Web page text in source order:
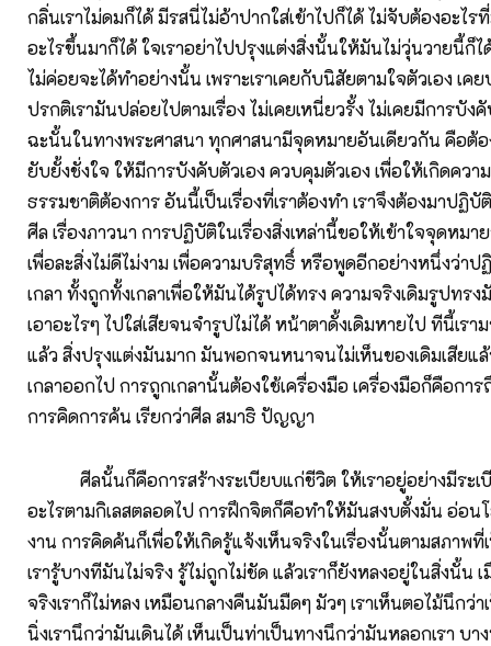
กลิ่นเราไม่ดมก็ได้ มีรสนี่ไม่อ้าปากใส่เข้าไปก็ได้ ไม่จับต้องอะไร
อะไรขึ้นมาก็ได้ ใจเราอย่าไปปรุงแต่งสิ่งนั้นให้มันไม่วุ่นวายนี้ก็ไ
ไม่ค่อยจะได้ทำอย่างนั้น เพราะเราเคยกับนิสัยตามใจตัวเอง เค
ปรกติเรามันปล่อยไปตามเรื่อง ไม่เคยเหนี่ยวรั้ง ไม่เคยมีการบังคั
ฉะนั้นในทางพระศาสนา ทุกศาสนามีจุดหมายอันเดียวกัน คือต้อ
ยับยั้งชั่งใจ ให้มีการบังคับตัวเอง ควบคุมตัวเอง เพื่อให้เกิดควา
ธรรมชาติต้องการ อันนี้เป็นเรื่องที่เราต้องทำ เราจึงต้องมาปฏิบั
ศีล เรื่องภาวนา การปฏิบัติในเรื่องสิ่งเหล่านี้ขอให้เข้าใจจุดหมา
เพื่อละสิ่งไม่ดีไม่งาม เพื่อความบริสุทธิ์ หรือพูดอีกอย่างหนึ่งว่าป
เกลา ทั้งถูกทั้งเกลาเพื่อให้มันได้รูปได้ทรง ความจริงเดิมรูปทรง
เอาอะไรๆ ไปใส่เสียจนจำรูปไม่ได้ หน้าตาดั้งเดิมหายไป ทีนี้เรา
แล้ว สิ่งปรุงแต่งมันมาก มันพอกจนหนาจนไม่เห็นของเดิมเสียแ
เกลาออกไป การถูกเกลานั้นต้องใช้เครื่องมือ เครื่องมือก็คือกา
การคิดการค้น เรียกว่าศีล สมาธิ ปัญญา
ศีลนั้นก็คือการสร้างระเบียบแก่ชีวิต ให้เราอยู่อย่างมีระเ
อะไรตามกิเลสตลอดไป การฝึกจิตก็คือทำให้มันสงบตั้งมั่น อ่อน
งาน การคิดค้นก็เพื่อให้เกิดรู้แจ้งเห็นจริงในเรื่องนั้นตามสภาพที่
เรารู้บางทีมันไม่จริง รู้ไม่ถูกไม่ชัด แล้วเราก็ยังหลงอยู่ในสิ่งนั้น เ
จริงเราก็ไม่หลง เหมือนกลางคืนมันมืดๆ มัวๆ เราเห็นตอไม้นึกว่
นิ่งเรานึกว่ามันเดินได้ เห็นเป็นท่าเป็นทางนึกว่ามันหลอกเรา บา